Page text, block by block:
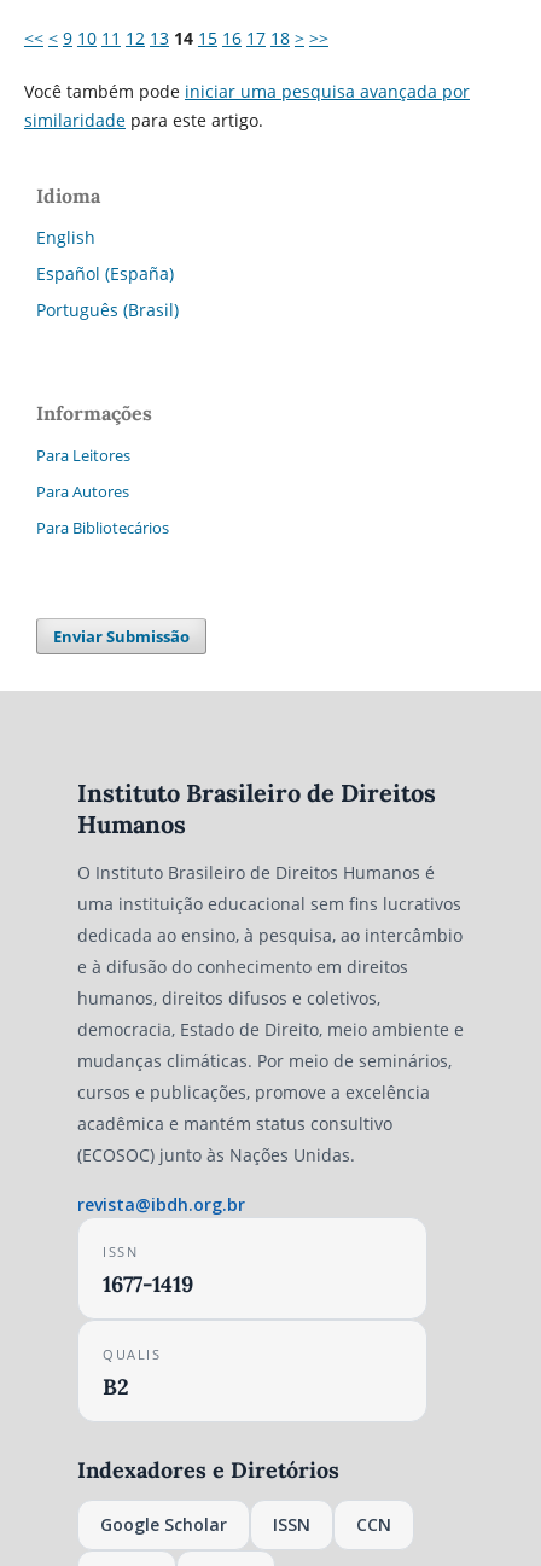
<< < 9 10 11 12 13 14 15 16 17 18 > >>
Você também pode iniciar uma pesquisa avançada por
similaridadepara este artigo.
Idioma
English
Español (España)
Português (Brasil)
Informações
Para Leitores
Para Autores
Para Bibliotecários
Enviar Submissão
Instituto Brasileiro de Direitos
Humanos
O Instituto Brasileiro de Direitos Humanos é
uma instituição educacional sem fins lucrativos
dedicada ao ensino, à pesquisa, ao intercâmbio
e à difusão do conhecimento em direitos
humanos, direitos difusos e coletivos,
democracia, Estado de Direito, meio ambiente e
mudanças climáticas. Por meio de seminários,
cursos e publicações, promove a excelência
acadêmica e mantém status consultivo
(ECOSOC) junto às Nações Unidas.
revista@ibdh.org.br
ISSN
1677-1419
QUALIS
B2
Indexadores e Diretórios
Google Scholar ISSN CCN